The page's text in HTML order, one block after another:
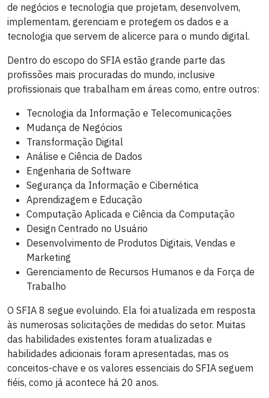
de negócios e tecnologia que projetam, desenvolvem,
implementam, gerenciam e protegem os dados e a
tecnologia que servem de alicerce para o mundo digital.
Dentro do escopo do SFIA estão grande parte das
profissões mais procuradas do mundo, inclusive
profissionais que trabalham em áreas como, entre outros:
Tecnologia da Informação e Telecomunicações
Mudança de Negócios
Transformação Digital
Análise e Ciência de Dados
Engenharia de Software
Segurança da Informação e Cibernética
Aprendizagem e Educação
Computação Aplicada e Ciência da Computação
Design Centrado no Usuário
Desenvolvimento de Produtos Digitais, Vendas e
Marketing
Gerenciamento de Recursos Humanos e da Força de
Trabalho
O SFIA 8 segue evoluindo. Ela foi atualizada em resposta
às numerosas solicitações de medidas do setor. Muitas
das habilidades existentes foram atualizadas e
habilidades adicionais foram apresentadas, mas os
conceitos-chave e os valores essenciais do SFIA seguem
fiéis, como já acontece há 20 anos.